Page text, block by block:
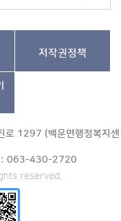
저작권정책
로 1297 (백운면행정복지센
: 063-430-2720
reserved.